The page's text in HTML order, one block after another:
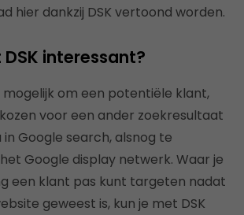
hier dankzij DSK vertoond worden.
interessant?
mogelijk om een potentiële klant,
voor een ander zoekresultaat
Google search, alsnog te
Google display netwerk. Waar je
een klant pas kunt targeten nadat
geweest is, kun je met DSK